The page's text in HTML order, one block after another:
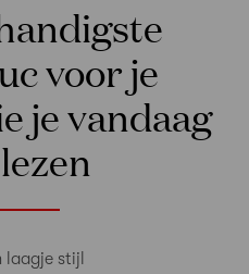
voor je
je vandaag
laagje stijl